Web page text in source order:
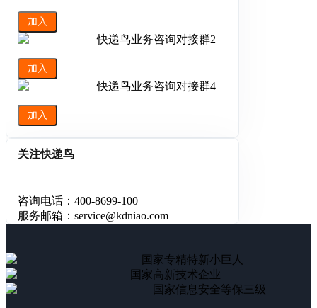
加入
快递鸟业务咨询对接群2
加入
快递鸟业务咨询对接群4
加入
关注快递鸟
咨询电话：400-8699-100
服务邮箱：service@kdniao.com
国家专精特新小巨人
国家高新技术企业
国家信息安全等保三级